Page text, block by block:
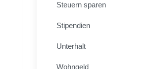
Steuern sparen
Stipendien
Unterhalt
Wohngeld